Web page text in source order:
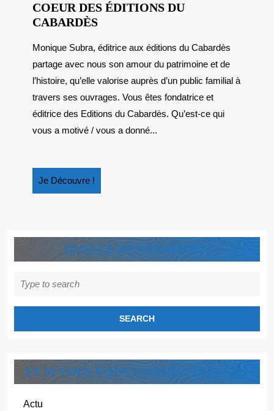
COEUR DES ÉDITIONS DU
CABARDÈSPATRIMOINE
HISTOIRE
AU
COEUR
DES
ÉDITIONS
Monique Subra, éditrice aux éditions du Cabardès
partage avec nous son amour du patrimoine et de
l’histoire, qu’elle valorise auprès d’un public familial à
travers ses ouvrages. Vous êtes fondatrice et
éditrice des Editions du Cabardès. Qu’est-ce qui
vous a motivé / vous a donné...
Je Découvre !
Découvre
QUELLE DESTINATION ?
for:
ET SI VOUS VOUS LAISSIEZ TENTER ?
Actu